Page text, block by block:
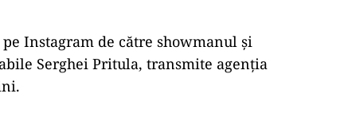
Instagram de către showmanul și
Serghei Pritula, transmite agenția